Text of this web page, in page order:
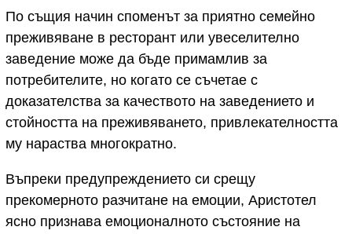
По същия начин споменът за приятно семейно
преживяване в ресторант или увеселително
заведение може да бъде примамлив за
потребителите, но когато се съчетае с
доказателства за качеството на заведението и
стойността на преживяването, привлекателността
му нараства многократно.
Въпреки предупреждението си срещу
прекомерното разчитане на емоции, Аристотел
ясно признава емоционалното състояние на